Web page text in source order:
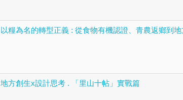
以糧為名的轉型正義 : 從食物有機認證、青農返鄉到
地方創生x設計思考 . 「里山十帖」實戰篇